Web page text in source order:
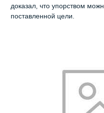
доказал, что упорством
поставленной цели.